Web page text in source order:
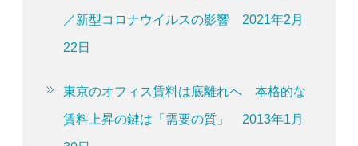
／新型コロナウイルスの影響 2021年2月
22日
東京のオフィス賃料は底離れへ 本格的な
賃料上昇の鍵は「需要の質」 2013年1月